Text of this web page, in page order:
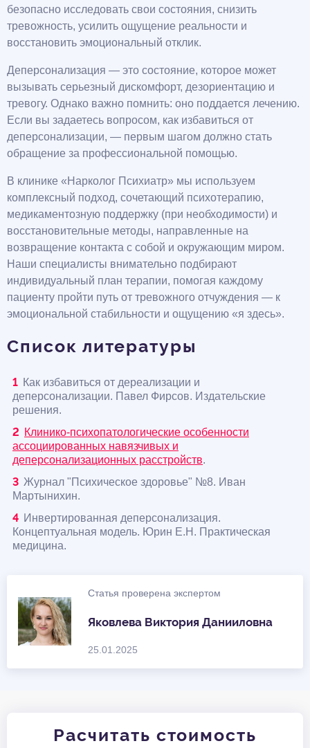
безопасно исследовать свои состояния, снизить
тревожность, усилить ощущение реальности и
восстановить эмоциональный отклик.
Деперсонализация — это состояние, которое может
вызывать серьезный дискомфорт, дезориентацию и
тревогу. Однако важно помнить: оно поддается лечению.
Если вы задаетесь вопросом, как избавиться от
деперсонализации, — первым шагом должно стать
обращение за профессиональной помощью.
В клинике «Нарколог Психиатр» мы используем
комплексный подход, сочетающий психотерапию,
медикаментозную поддержку (при необходимости) и
восстановительные методы, направленные на
возвращение контакта с собой и окружающим миром.
Наши специалисты внимательно подбирают
индивидуальный план терапии, помогая каждому
пациенту пройти путь от тревожного отчуждения — к
эмоциональной стабильности и ощущению «я здесь».
Список литературы
Как избавиться от дереализации и
деперсонализации. Павел Фирсов. Издательские
решения.
Клинико-психопатологические особенности
ассоциированных навязчивых и
деперсонализационных расстройств.
Журнал "Психическое здоровье" №8. Иван
Мартынихин.
Инвертированная деперсонализация.
Концептуальная модель. Юрин Е.Н. Практическая
медицина.
Статья проверена экспертом
Яковлева Виктория Данииловна
25.01.2025
Расчитать стоимость